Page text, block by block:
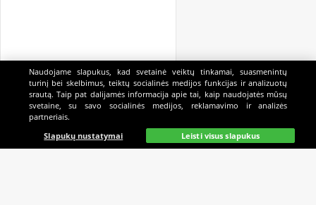
Pagrindinis Gyvai Paieška Mano Kazino
Naudojame slapukus, kad svetainė veiktų tinkamai, suasmenintų
turinį bei skelbimus, teiktų socialinės medijos funkcijas ir analizuotų
srautą. Taip pat dalijamės informacija apie tai, kaip naudojatės mūsų
svetaine, su savo socialinės medijos, reklamavimo ir analizės
partneriais.
Slapukų nustatymai
Leisti visus slapukus